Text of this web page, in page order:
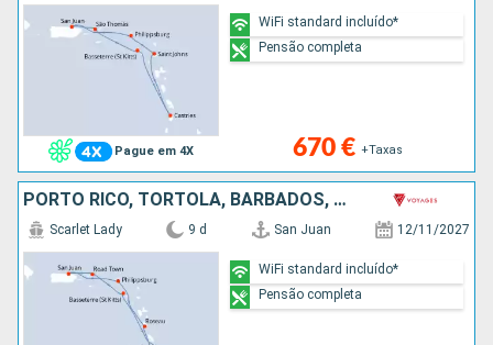
Pague em 4X 670 € +Taxas
WiFi standard incluído*
Pensão completa
PORTO RICO, TORTOLA, BARBADOS, SANTA LÚCIA, DOMINICA, SÃO MARTINHO
Scarlet Lady 9 d San Juan 12/11/2027
WiFi standard incluído*
Pensão completa